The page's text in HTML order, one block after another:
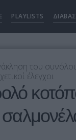
PLAYLISTS
του
έλεγχοι